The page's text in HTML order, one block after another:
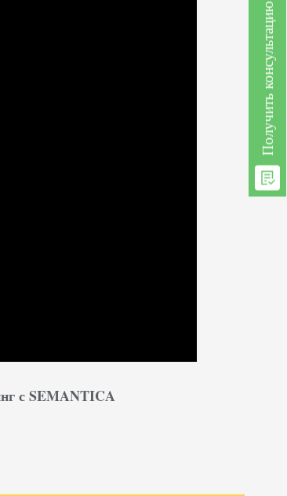
с SEMANTICA
Получить консультацию